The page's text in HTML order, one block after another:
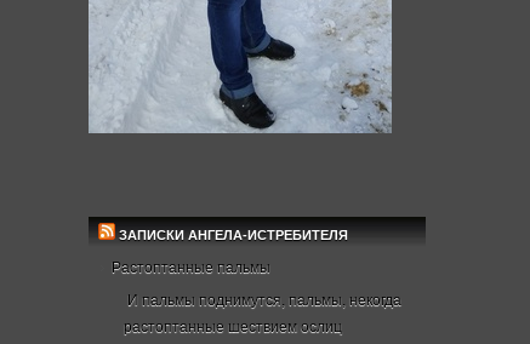
ЗАПИСКИ АНГЕЛА-ИСТРЕБИТЕЛЯ
Растоптанные пальмы
И пальмы поднимутся, пальмы, некогда
растоптанные шествием ослиц